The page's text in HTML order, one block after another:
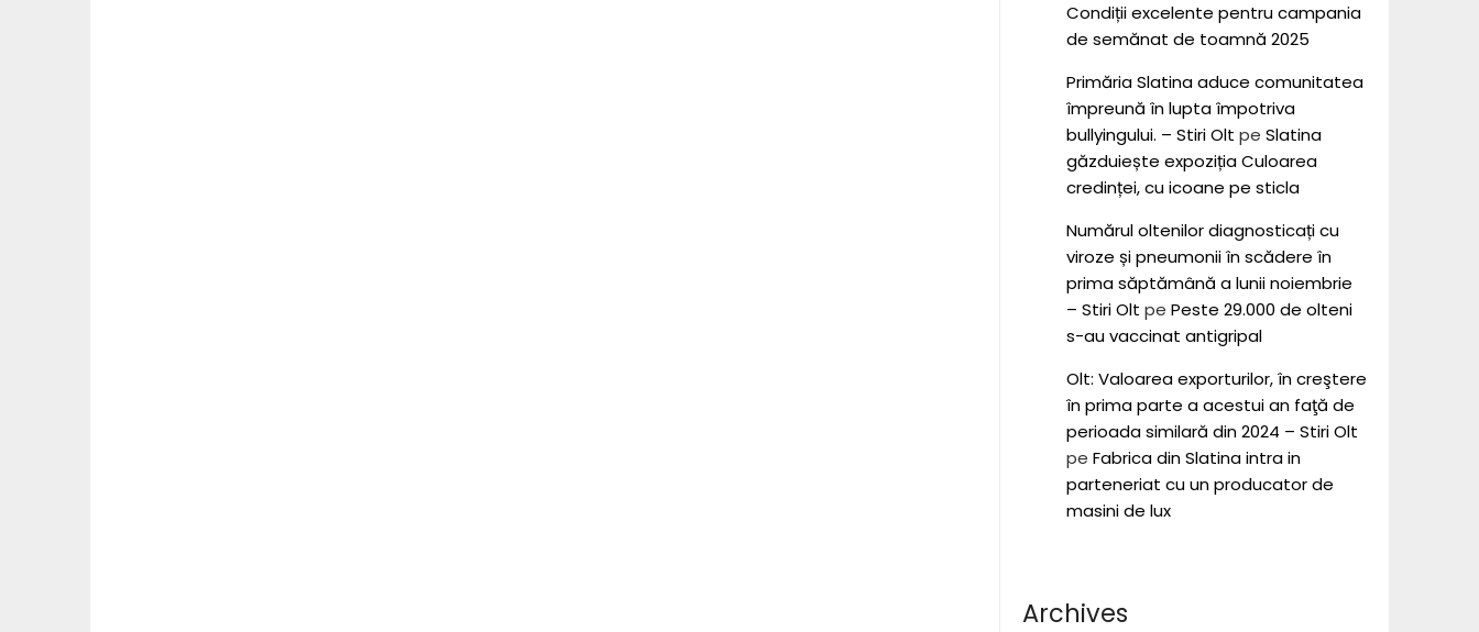
Condiții excelente pentru campania
de semănat de toamnă 2025
Primăria Slatina aduce comunitatea
împreună în lupta împotriva
bullyingului. – Stiri Olt pe Slatina
găzduiește expoziția Culoarea
credinței, cu icoane pe sticla
Numărul oltenilor diagnosticați cu
viroze și pneumonii în scădere în
prima săptămână a lunii noiembrie
– Stiri Olt pe Peste 29.000 de olteni
s-au vaccinat antigripal
Olt: Valoarea exporturilor, în creştere
în prima parte a acestui an faţă de
perioada similară din 2024 – Stiri Olt
pe Fabrica din Slatina intra in
parteneriat cu un producator de
masini de lux
Archives